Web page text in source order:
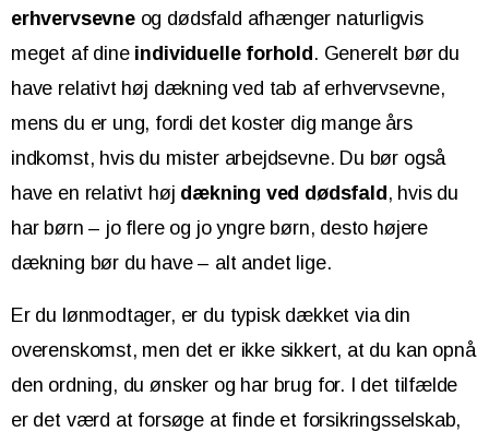
erhvervsevne og dødsfald afhænger naturligvis
meget af dine individuelle forhold. Generelt bør du
have relativt høj dækning ved tab af erhvervsevne,
mens du er ung, fordi det koster dig mange års
indkomst, hvis du mister arbejdsevne. Du bør også
have en relativt høj dækning ved dødsfald, hvis du
har børn – jo flere og jo yngre børn, desto højere
dækning bør du have – alt andet lige.
Er du lønmodtager, er du typisk dækket via din
overenskomst, men det er ikke sikkert, at du kan opnå
den ordning, du ønsker og har brug for. I det tilfælde
er det værd at forsøge at finde et forsikringsselskab,